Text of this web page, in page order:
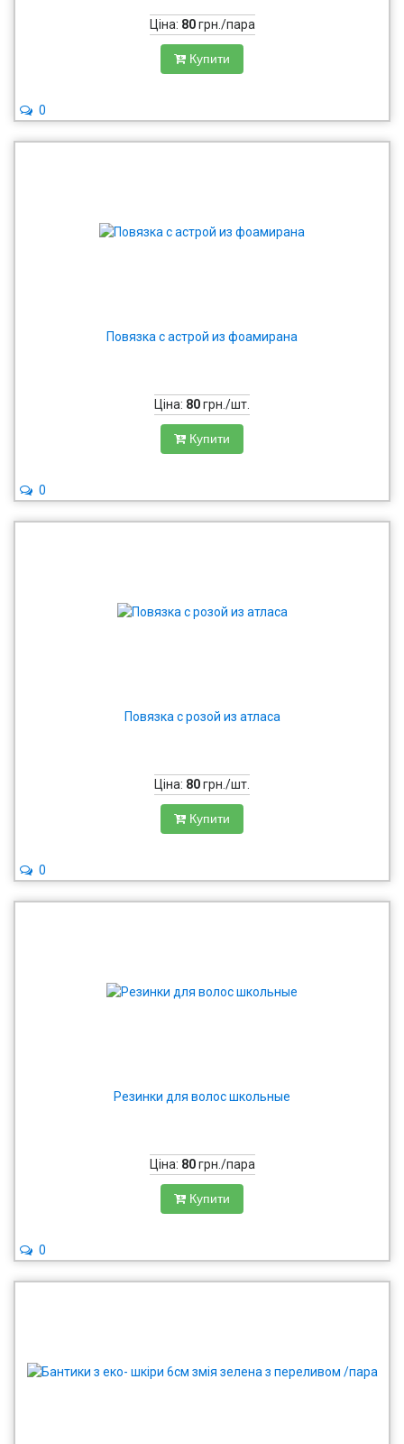
Ціна: 80грн./пара
Купити
0
Повязка с астрой из фоамирана
Ціна: 80грн./шт.
Купити
0
Повязка с розой из атласа
Ціна: 80грн./шт.
Купити
0
Резинки для волос школьные
Ціна: 80грн./пара
Купити
0